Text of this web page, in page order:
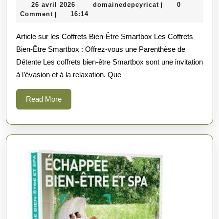
Coffrets
Être
Smartbox
pour
Détente
26 avril 2026 26
avril
domainedepeyricat
0
Comment
16:14
Article sur les Coffrets Bien-Être Smartbox Les Coffrets
Bien-Être Smartbox : Offrez-vous une Parenthèse de
Détente Les coffrets bien-être Smartbox sont une invitation
à l’évasion et à la relaxation. Que
Read MoreRead
More